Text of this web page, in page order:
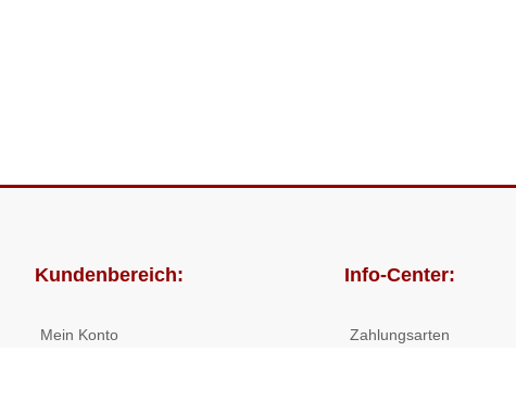
Kundenbereich:
Mein Konto
Info-Center:
Zahlungsarten